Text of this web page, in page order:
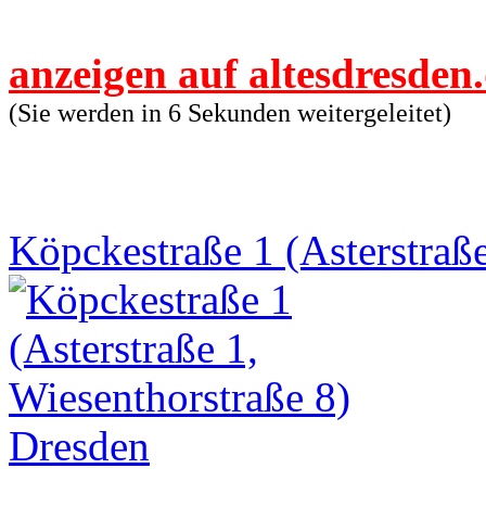
anzeigen auf
(Sie werden in 6 Sekunden weitergeleitet)
Köpckestraße 1